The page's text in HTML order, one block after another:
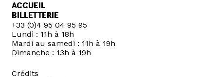
ACCUEIL
BILLETTERIE
+33 (0)4 95 04 95 95
Lundi : 11h à 18h
Mardi au samedi : 11h à 19h
Dimanche : 13h à 19h
Crédits